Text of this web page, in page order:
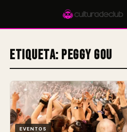
Accesos rápidos:🎪 Eventos🎤
Etiqueta: Peggy Gou
EVENTOS